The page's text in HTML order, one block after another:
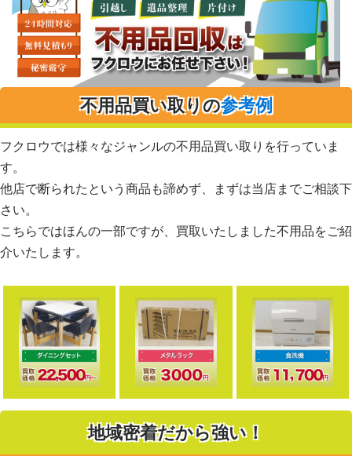
不用品買い取りの参考例
フクロウでは様々なジャンルの不用品買い取りを行っていま
す。
他店で断られたという商品も諦めず、まずは当店までご相談下
さい。
こちらではほんの一部ですが、買取いたしました不用品をご紹
介いたします。
地域密着だから強い！